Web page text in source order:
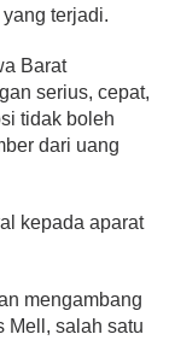
terjadi.
Barat
serius, cepat,
tidak boleh
dari uang
kepada aparat
mengambang
Mell, salah satu